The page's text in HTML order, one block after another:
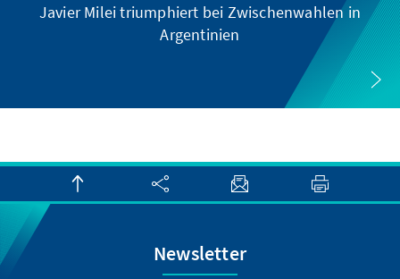
Javier Milei triumphiert bei Zwischenwahlen in
Argentinien
Newsletter